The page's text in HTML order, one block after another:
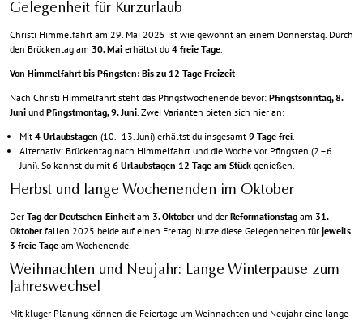
Gelegenheit für Kurzurlaub
Christi Himmelfahrt am 29. Mai 2025 ist wie gewohnt an einem Donnerstag. Durch
den Brückentag am 30. Mai erhältst du 4 freie Tage
Von Himmelfahrt bis Pfingsten: Bis zu 12 Tage Freizeit
Nach Christi Himmelfahrt steht das Pfingstwochenende bevor: Pfingstsonntag, 8.
Juni und Pfingstmontag, 9. Juni . Zwei Varianten bieten sich hier an:
Mit 4 Urlaubstagen (10.–13. Juni) erhältst du insgesamt 9 Tage frei
Alternativ: Brückentag nach Himmelfahrt und die Woche vor Pfingsten (2.–6.
Juni). So kannst du mit 6 Urlaubstagen 12 Tage am Stück genießen.
Herbst und lange Wochenenden im Oktober
Der Tag der Deutschen Einheit am 3. Oktoberund der Reformationstag am 31.
Oktoberfallen 2025 beide auf einen Freitag. Nutze diese Gelegenheiten für jeweils
3 freie Tage am Wochenende.
Weihnachten und Neujahr: Lange Winterpause zum
Jahreswechsel
Mit kluger Planung können die Feiertage um Weihnachten und Neujahr eine lange